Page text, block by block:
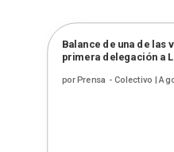
Balance de una de las
primera delegación a
porPrensa - Colectivo |